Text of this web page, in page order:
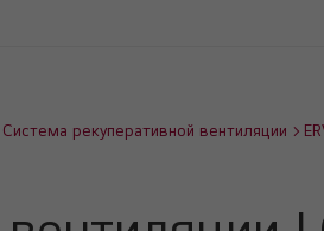
Система рекуперативной вентиляции